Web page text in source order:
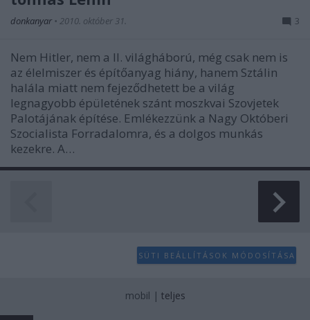
donkanyar • 2010. október 31. 3
Nem Hitler, nem a II. világháború, még csak nem is
az élelmiszer és építőanyag hiány, hanem Sztálin
halála miatt nem fejeződhetett be a világ
legnagyobb épületének szánt moszkvai Szovjetek
Palotájának építése. Emlékezzünk a Nagy Októberi
Szocialista Forradalomra, és a dolgos munkás
kezekre. A…
SÜTI BEÁLLÍTÁSOK MÓDOSÍTÁSA
mobil | teljes